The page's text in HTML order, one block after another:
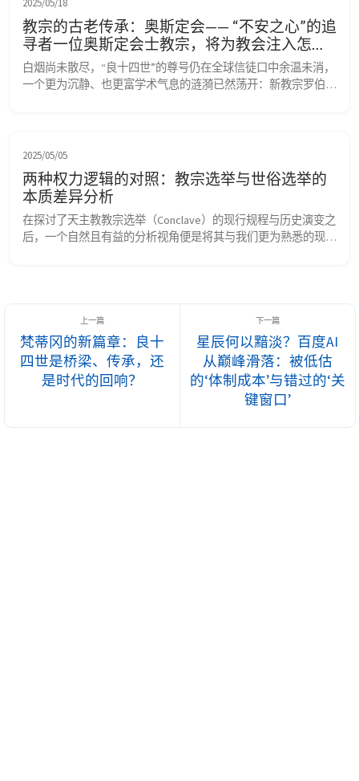
烟囱升起了久违的白烟。“Habemu...
教宗的古老传承：奥斯定会—— “不安之心”的追
寻者一位奥斯定会士教宗，将为教会注入怎样
的灵性基因？
白烟尚未散尽，“良十四世”的尊号仍在全球信徒口中余温未消，
一个更为沉静、也更富学术气息的涟漪已然荡开：新教宗罗伯特
更关乎一种独特且传承近八百年的灵修基因，正被悄然注入教宗
职务的核心。普雷沃斯特不仅是一名奥斯定会士，他曾是这个
修...
2025/05/05
两种权力逻辑的对照：教宗选举与世俗选举的
本质差异分析
在探讨了天主教教宗选举（Conclave）的现行规程与历史演变之
后，一个自然且有益的分析视角便是将其与我们更为熟悉的现代
特性，理解其背后的神学、历史与制度逻辑，并反观世俗...
梵蒂冈的新篇章：良十
四世是桥梁、传承，还
是时代的回响？
星辰何以黯淡？百度AI
从巅峰滑落：被低估
的‘体制成本’与错过的‘关
键窗口’